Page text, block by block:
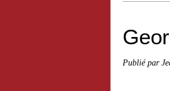
Publié par